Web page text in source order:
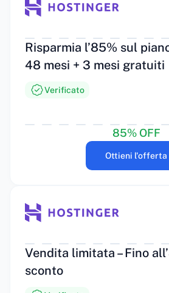
Risparmia l’85% sul
48 mesi + 3 mesi gratuiti
Verificato
85% OFF
Ottieni l'offerta
Vendita limitata – Fino
sconto